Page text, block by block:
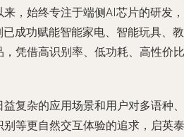
，始终专注于端侧AI芯片的研发，
成功赋能智能家电、智能玩具、教
凭借高识别率、低功耗、高性价比
复杂的应用场景和用户对多语种、
等更自然交互体验的追求，启英泰